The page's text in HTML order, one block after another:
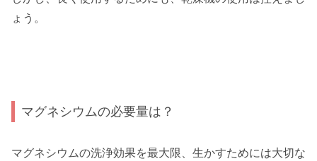
ょう。
マグネシウムの必要量は？
マグネシウムの洗浄効果を最大限、生かすためには大切な